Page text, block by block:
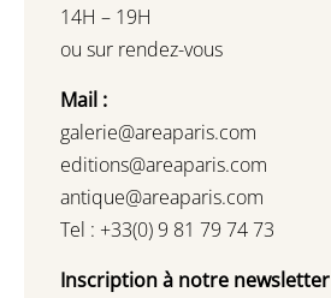
14H – 19H
ou sur rendez-vous
Mail :
galerie@areaparis.com
editions@areaparis.com
antique@areaparis.com
Tel : +33(0) 9 81 79 74 73
Inscription à notre newsletter